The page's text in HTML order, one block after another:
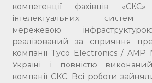
компетенції фахівців
інтелектуальних систем
мережевою
реалізований за сприяння
компанії Tyco Electronics / AMP
Україні і повністю
компанії СКС. Всі роботи